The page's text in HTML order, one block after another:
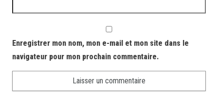
Enregistrer mon nom, mon e-mail et mon site dans le
navigateur pour mon prochain commentaire.